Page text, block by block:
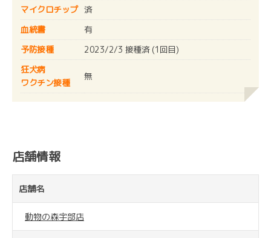
マイクロチップ 済
血統書
有
予防接種
2023/2/3 接種済 (1回目)
狂犬病
ワクチン接種
無
店舗情報
店舗名
動物の森宇部店